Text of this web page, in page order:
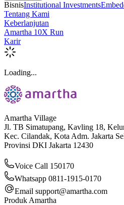
BisnisInstitutional Investments
Tentang Kami
Keberlanjutan
Amartha 10X Run
Karir
Loading...
Amartha Village
Jl. TB Simatupang, Kavling 18,
Kec. Cilandak, Kota Adm. Jakarta
Provinsi DKI Jakarta 12430
Voice Call 150170
Whatsapp 0811-1915-0170
Email support@amartha.com
Produk Amartha